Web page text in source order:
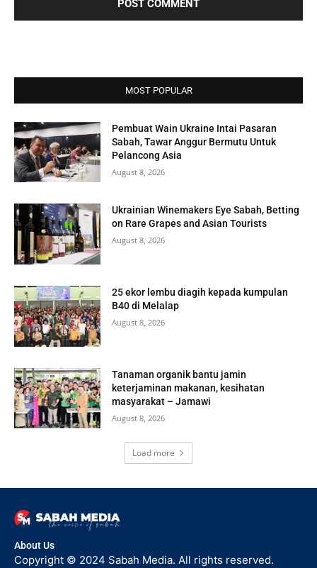
MOST POPULAR
Pembuat Wain Ukraine Intai Pasaran
Sabah, Tawar Anggur Bermutu Untuk
Pelancong Asia
August 8, 2026
Ukrainian Winemakers Eye Sabah, Betting
on Rare Grapes and Asian Tourists
August 8, 2026
25 ekor lembu diagih kepada kumpulan
B40 di Melalap
August 8, 2026
Tanaman organik bantu jamin
keterjaminan makanan, kesihatan
masyarakat – Jamawi
August 8, 2026
Load more
About Us
Copyright © 2024 Sabah Media. All rights reserved.